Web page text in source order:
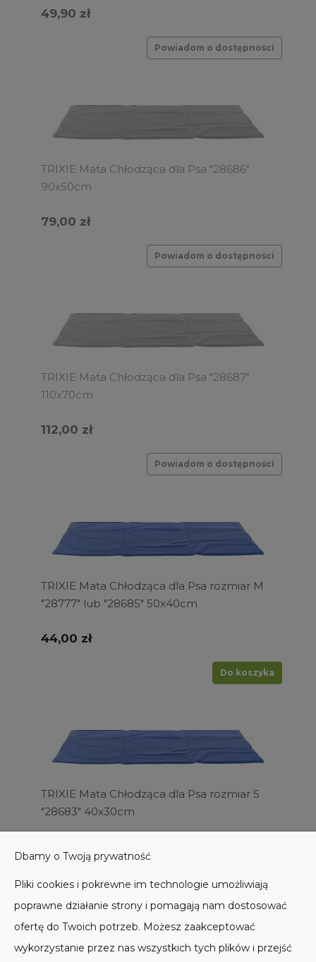
49,90 zł
Powiadom o dostępności
TRIXIE Mata Chłodząca dla Psa "28686"
90x50cm
79,00 zł
Powiadom o dostępności
TRIXIE Mata Chłodząca dla Psa "28687"
110x70cm
112,00 zł
Powiadom o dostępności
TRIXIE Mata Chłodząca dla Psa rozmiar M
"28777" lub "28685" 50x40cm
44,00 zł
Do koszyka
TRIXIE Mata Chłodząca dla Psa rozmiar S
"28683" 40x30cm
Do koszyka
Dbamy o Twoją prywatność
Pliki cookies i pokrewne im technologie umożliwiają
poprawne działanie strony i pomagają nam dostosować
ofertę do Twoich potrzeb. Możesz zaakceptować
wykorzystanie przez nas wszystkich tych plików i przejść